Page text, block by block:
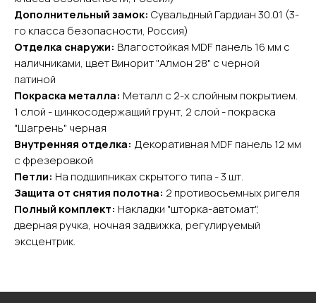
Дополнительный замок: Сувальдный Гардиан 30.01 (3-
го класса безопасности, Россия)
Отделка снаружи: Влагостойкая MDF панель 16 мм с
наличниками, цвет Винорит "Алмон 28" с черной
патиной
Покраска металла: Металл с 2-х слойным покрытием.
1 слой - цинкосодержащий грунт, 2 слой - покраска
"Шагрень" черная
Внутренняя отделка: Декоративная MDF панель 12 мм
с фрезеровкой
Петли: На подшипниках скрытого типа - 3 шт.
Защита от снятия полотна: 2 противосъемных ригеля
Полный комплект: Накладки "шторка-автомат",
дверная ручка, ночная задвижка, регулируемый
эксцентрик.
Контакты
О компании
Доставка и оплата
Фурнитура
Арки
Межкомнатные двери
Свяжитесь с нами
Входные двери
yurta.2020@mail.ru
+7 (985) 279 63 04
Контакты
Каталог